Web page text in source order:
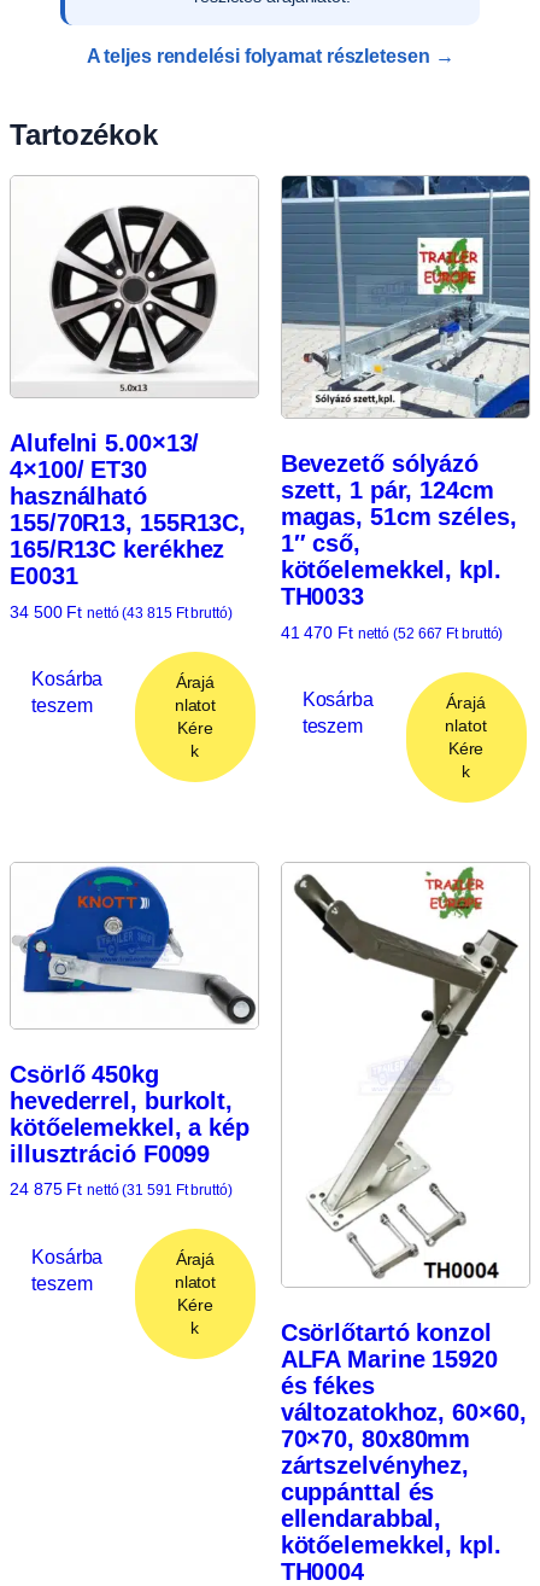
A teljes rendelési folyamat részletesen →
Tartozékok
Alufelni 5.00×13/
4×100/ ET30
használható
155/70R13, 155R13C,
165/R13C kerékhez
E0031
34 500 Ft nettó (43 815 Ftbruttó)
Kosárba
teszem
Árajá
nlatot
Kére
k
Bevezető sólyázó
szett, 1 pár, 124cm
magas, 51cm széles,
1″ cső,
kötőelemekkel, kpl.
TH0033
41 470 Ft nettó (52 667 Ftbruttó)
Kosárba
teszem
Árajá
nlatot
Kére
k
Csörlő 450kg
hevederrel, burkolt,
kötőelemekkel, a kép
illusztráció F0099
24 875 Ft nettó (31 591 Ftbruttó)
Kosárba
teszem
Árajá
nlatot
Kére
k
Csörlőtartó konzol
ALFA Marine 15920
és fékes
változatokhoz, 60×60,
70×70, 80x80mm
zártszelvényhez,
cuppánttal és
ellendarabbal,
kötőelemekkel, kpl.
TH0004